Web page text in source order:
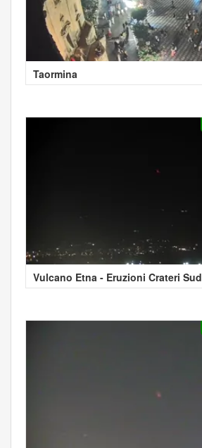
Taormina
Vulcano Etna - Eruzioni Crateri Sud